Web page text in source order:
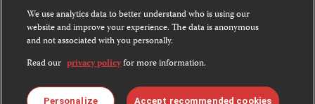
Except where noted, text on this website is licensed under a
Commons Attribution-NonCommercial-NoDerivatives 4.0
International License.
Images and other media are not covered by the Creative Commons
license. For more information about permissions, see ourFAQs
We use analytics data to better understand who is using our
website and improve your experience. The data is anonymous
and not associated with you personally.
Read our privacy policyfor more information.
Personalize Accept recommended cookies